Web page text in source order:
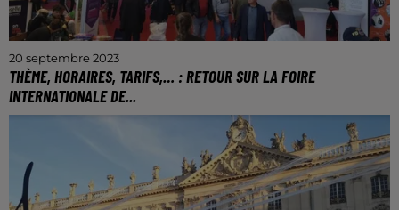
20 septembre 2023
THÈME, HORAIRES, TARIFS,… : RETOUR SUR LA FOIRE
INTERNATIONALE DE...
Du vendredi 29 septembre au lundi 9 octobre 2023.